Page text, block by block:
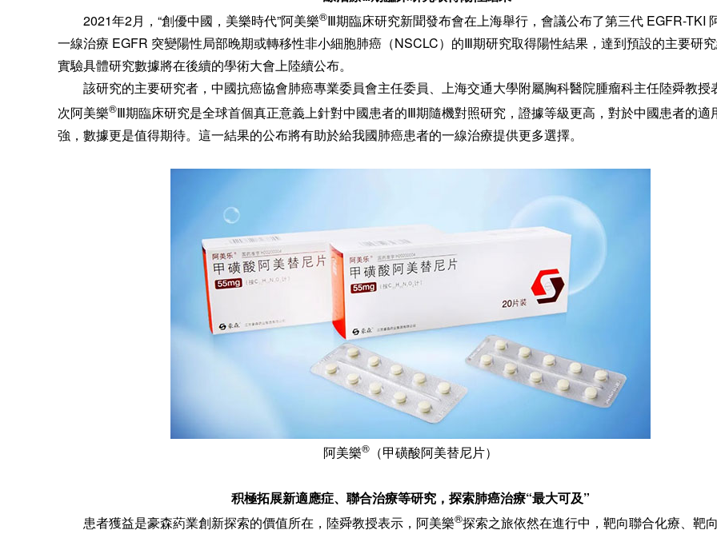
2021年2月，“創優中國，美樂時代”阿美樂®Ⅲ期臨床研究新聞發布會在上海舉行，會議公布了第三代 EGFR-TKI
一線治療 EGFR 突變陽性局部晚期或轉移性非小細胞肺癌（NSCLC）的Ⅲ期研究取得陽性結果，達到預設的主要研究
實驗具體研究數據將在後續的學術大會上陸續公布。
該研究的主要研究者，中國抗癌協會肺癌專業委員會主任委員、上海交通大學附屬胸科醫院腫瘤科主任陸舜教授
次阿美樂®Ⅲ期臨床研究是全球首個真正意義上針對中國患者的Ⅲ期隨機對照研究，證據等級更高，對於中國患者的適
強，數據更是值得期待。這一結果的公布將有助於給我國肺癌患者的一線治療提供更多選擇。
阿美樂® （甲磺酸阿美替尼片）
积極拓展新適應症、聯合治療等研究，探索肺癌治療“最大可及”
患者獲益是豪森葯業創新探索的價值所在，陸舜教授表示，阿美樂®探索之旅依然在進行中，靶向聯合化療、靶